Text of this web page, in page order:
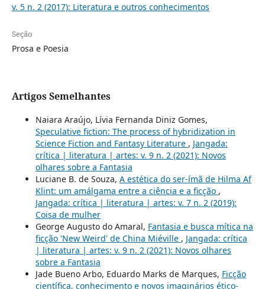
v. 5 n. 2 (2017): Literatura e outros conhecimentos
Seção
Prosa e Poesia
Artigos Semelhantes
Naiara Araújo, Lívia Fernanda Diniz Gomes,
Speculative fiction: The process of hybridization in
Science Fiction and Fantasy Literature , Jangada:
crítica | literatura | artes: v. 9 n. 2 (2021): Novos
olhares sobre a Fantasia
Luciane B. de Souza, A estética do ser-ímã de Hilma Af
Klint: um amálgama entre a ciência e a ficção ,
Jangada: crítica | literatura | artes: v. 7 n. 2 (2019):
Coisa de mulher
George Augusto do Amaral, Fantasia e busca mítica na
ficção 'New Weird' de China Miéville , Jangada: crítica
| literatura | artes: v. 9 n. 2 (2021): Novos olhares
sobre a Fantasia
Jade Bueno Arbo, Eduardo Marks de Marques, Ficção
científica, conhecimento e novos imaginários ético-